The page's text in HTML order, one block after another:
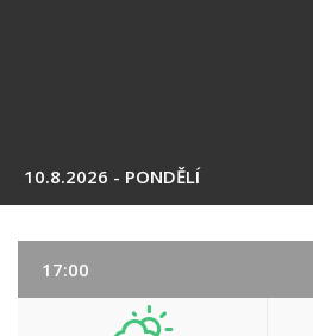
10.8.2026 - PONDĚLÍ
17:00